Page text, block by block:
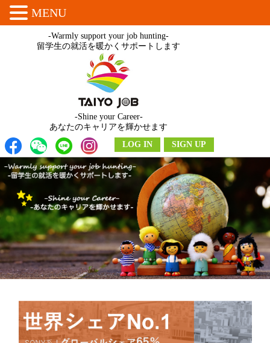
-Warmly support your job hunting-
留学生の就活を暖かくサポートします
-Shine your Career-
あなたのキャリアを輝かせます
SIGN UP
LOG IN
MENU